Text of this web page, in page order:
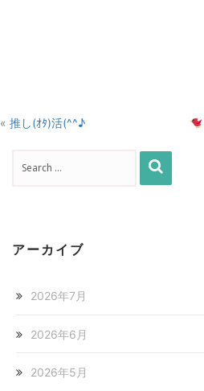
« 推し(ｵﾀ)活(^^♪
アーカイブ
2026年7月
2026年6月
2026年5月